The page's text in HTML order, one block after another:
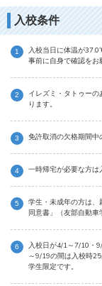
入校条件
入校当日に体温が
事前に自身で確認をお
イレズミ・タトゥー
ります。
免許取消の欠格期間中
一時帰宅が必要な方は
学生・未成年の方は
同意書」（友部自動車
入校日が4/1～7/10・
～9/19の間は入校時
学生限定です。